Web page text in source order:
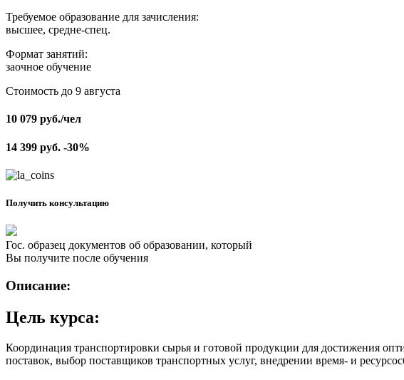
Требуемое образование для зачисления:
высшее, средне-спец.
Формат занятий:
заочное обучение
Стоимость до 9 августа
10 079 руб./чел
14 399 руб. -30%
Получить консультацию
Гос. образец документов об образовании, который
Вы получите после обучения
Описание:
Цель курса:
Координация транспортировки сырья и готовой продукции для достижения
поставок, выбор поставщиков транспортных услуг, внедрении время- и